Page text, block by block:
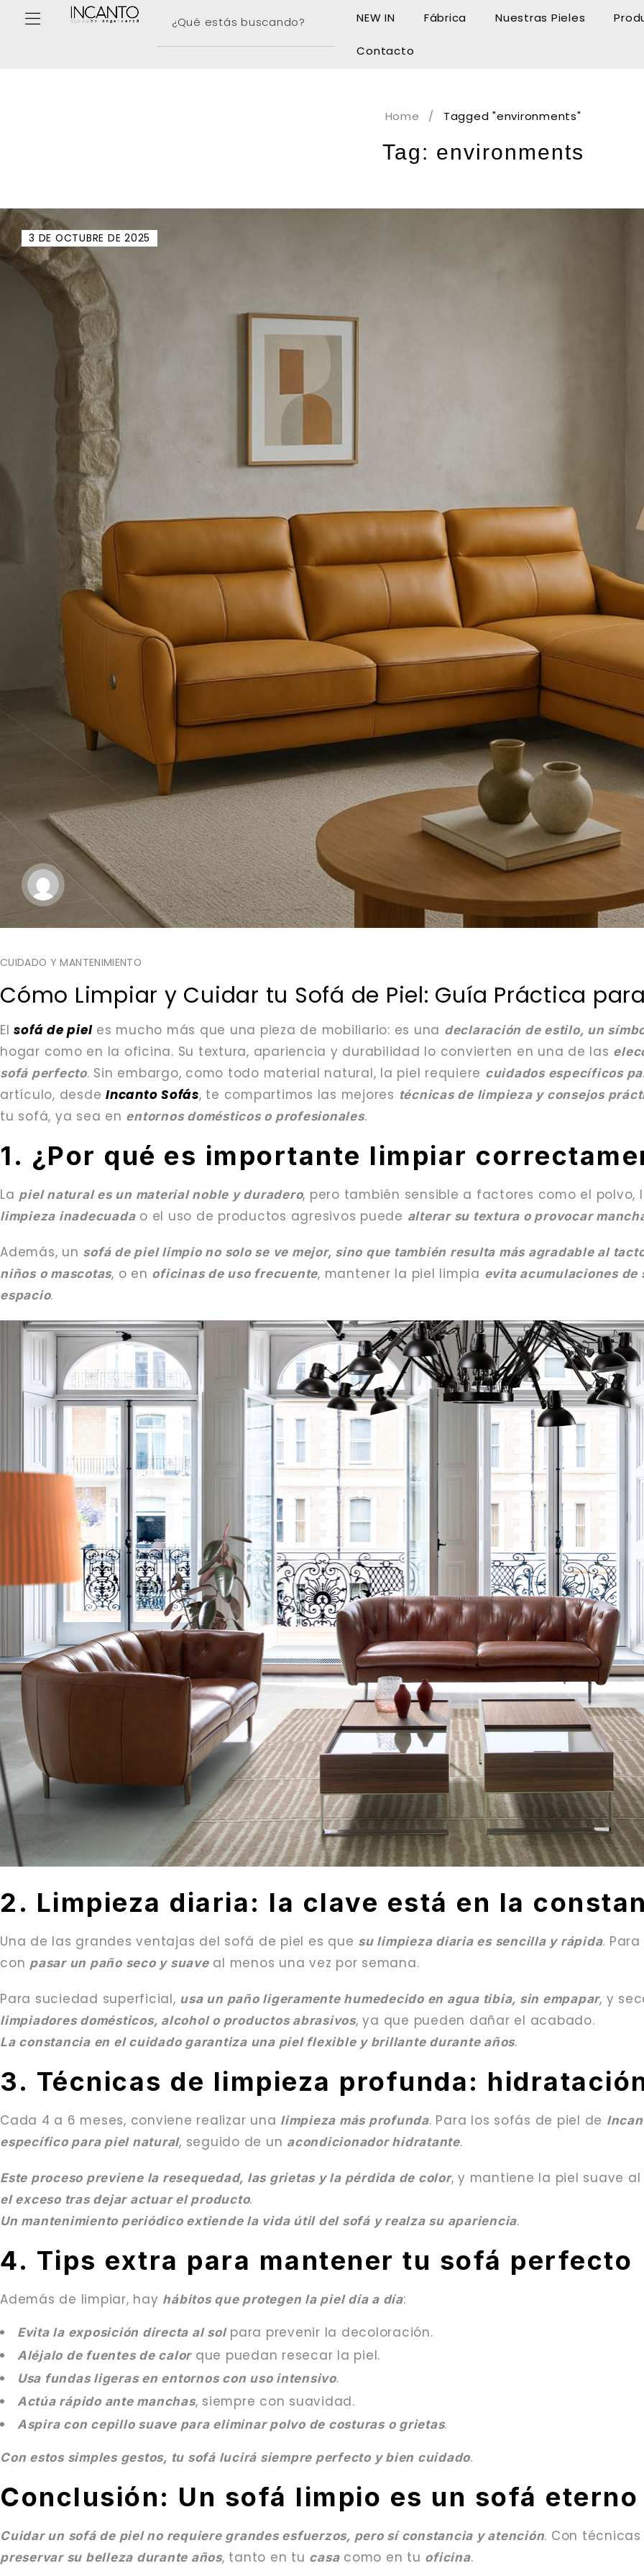
NEW IN Fábrica Nuestras Pieles
Contacto
Tag: environments
Home / Tagged "environments"
3 DE OCTUBRE DE 2025
CUIDADO Y MANTENIMIENTO
Cómo Limpiar y Cuidar tu Sofá de Piel: Guía Práctica
Elsofá de pieles mucho más que una pieza de mobiliario: es una declaración de estilo, un
hogar como en la oficina. Su textura, apariencia y durabilidad lo convierten en una de las
sofá perfecto. Sin embargo, como todo material natural, la piel requiere cuidados específicos
artículo, desde Incanto Sofás, te compartimos las mejores técnicas de limpieza y consejos
tu sofá, ya sea en entornos domésticos o profesionales.
1. ¿Por qué es importante limpiar
La piel natural es un material noble y duradero, pero también sensible a factores como el polvo,
limpieza inadecuadao el uso de productos agresivos puede alterar su textura o provocar
Además, un sofá de piel limpio no solo se ve mejor, sino que también resulta más agradable al
niños o mascotas, o en oficinas de uso frecuente, mantener la piel limpia evita acumulaciones
espacio.
2. Limpieza diaria: la clave está en la
Una de las grandes ventajas del sofá de piel es que su limpieza diaria es sencilla y rápida.
con pasar un paño seco y suaveal menos una vez por semana.
Para suciedad superficial, usa un paño ligeramente humedecido en agua tibia, sin empapar, y
limpiadores domésticos, alcohol o productos abrasivos, ya que pueden dañar el acabado.
La constancia en el cuidado garantiza una piel flexible y brillante durante años.
3. Técnicas de limpieza profunda:
Cada 4 a 6 meses, conviene realizar una limpieza más profunda. Para los sofás de piel de
específico para piel natural, seguido de un acondicionador hidratante.
Este proceso previene la resequedad, las grietas y la pérdida de color, y mantiene la piel suave
el exceso tras dejar actuar el producto.
Un mantenimiento periódico extiende la vida útil del sofá y realza su apariencia.
4. Tips extra para mantener tu sofá perfecto
Además de limpiar, hay hábitos que protegen la piel día a día:
Evita la exposición directa al solpara prevenir la decoloración.
Aléjalo de fuentes de calorque puedan resecar la piel.
Usa fundas ligeras en entornos con uso intensivo.
Actúa rápido ante manchas, siempre con suavidad.
Aspira con cepillo suave para eliminar polvo de costuras o grietas.
Con estos simples gestos, tu sofá lucirá siempre perfecto y bien cuidado.
Conclusión: Un sofá limpio es un sofá eterno
Cuidar un sofá de piel no requiere grandes esfuerzos, pero sí constancia y atención. Con
preservar su belleza durante años, tanto en tu casacomo en tu oficina.